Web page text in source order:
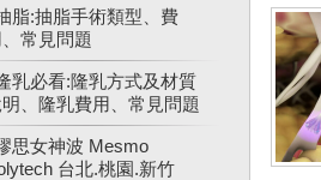
脂:抽脂手術類型、費
、常見問題
乳必看:隆乳方式及材質
、隆乳費用、常見問題
思女神波 Mesmo
台北.桃園.新竹